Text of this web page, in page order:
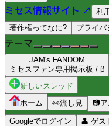
ミセス情報サイト ↗ 利
著作権ってなに?
プライバ
テーマ
JAM's FANDOM
ミセスファン専用掲示板 / β
新しいスレッド
ホーム
👀流し見 📷
Googleでログイン 👤 ゲス